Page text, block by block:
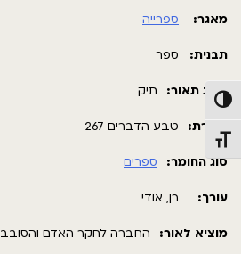
הפעל/כבה ניגודיות גבוהה
מתג גודל גופן
מאגר: ספרייה
תבנית: ספר
רמת תאור: תיק
כותרת: טבע הדברים 267
סוג החומר: ספרים
עורך: רן, אודי
מוציא לאור: החברה לחקר האדם והסובב